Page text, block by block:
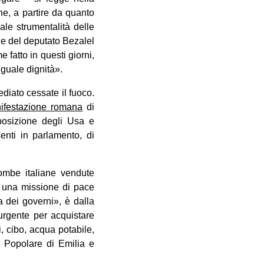
a partire da quanto
strumentalità delle
del deputato Bezalel
fatto in questi giorni,
dignità».
cessate il fuoco.
romana di
degli Usa e
in parlamento, di
italiane vendute
una missione di pace
dei governi», è dalla
per acquistare
cibo, acqua potabile,
Popolare di Emilia e